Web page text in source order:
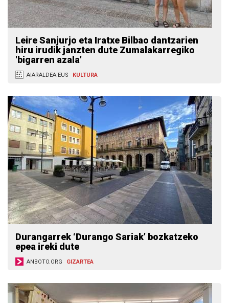
Leire Sanjurjo eta Iratxe Bilbao dantzarien
hiru irudik janzten dute Zumalakarregiko
'bigarren azala'
AIARALDEA.EUS KULTURA
Durangarrek ‘Durango Sariak’ bozkatzeko
epea ireki dute
ANBOTO.ORG GIZARTEA